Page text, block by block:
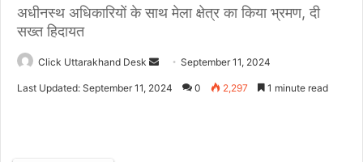
अधीनस्थ अधिकारियों के साथ मेला क्षेत्र का किया भ्रमण, दी
सख्त हिदायत
Click Uttarakhand Desk
e
September 11, 2024
Last Updated: September 11, 2024 0 2,297 1 minute read